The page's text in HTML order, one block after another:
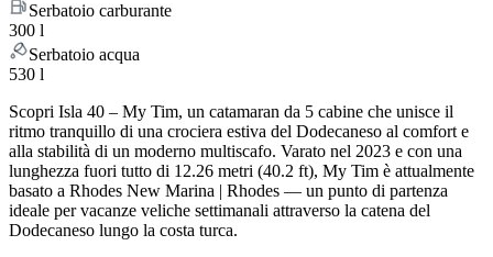
Serbatoio carburante
300 l
Serbatoio acqua
530 l
Scopri Isla 40 – My Tim, un catamaran da 5 cabine che unisce il
ritmo tranquillo di una crociera estiva del Dodecaneso al comfort e
alla stabilità di un moderno multiscafo. Varato nel 2023 e con una
lunghezza fuori tutto di 12.26 metri (40.2 ft), My Tim è attualmente
basato a Rhodes New Marina | Rhodes — un punto di partenza
ideale per vacanze veliche settimanali attraverso la catena del
Dodecaneso lungo la costa turca.